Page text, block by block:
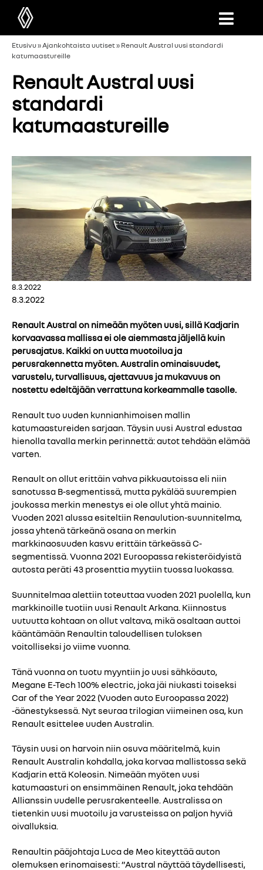
Etusivu»Ajankohtaista uutiset» Renault Austral uusi standardi
katumaastureille
Renault Austral uusi
standardi
katumaastureille
8.3.2022
8.3.2022
Renault Austral on nimeään myöten uusi, sillä Kadjarin
korvaavassa mallissa ei ole aiemmasta jäljellä kuin
perusajatus. Kaikki on uutta muotoilua ja
perusrakennetta myöten. Australin ominaisuudet,
varustelu, turvallisuus, ajettavuus ja mukavuus on
nostettu edeltäjään verrattuna korkeammalle tasolle.
Renault tuo uuden kunnianhimoisen mallin
katumaastureiden sarjaan. Täysin uusi Austral edustaa
hienolla tavalla merkin perinnettä: autot tehdään elämää
varten.
Renault on ollut erittäin vahva pikkuautoissa eli niin
sanotussa B-segmentissä, mutta pykälää suurempien
joukossa merkin menestys ei ole ollut yhtä mainio.
Vuoden 2021 alussa esiteltiin Renaulution-suunnitelma,
jossa yhtenä tärkeänä osana on merkin
markkinaosuuden kasvu erittäin tärkeässä C-
segmentissä. Vuonna 2021 Euroopassa rekisteröidyistä
autosta peräti 43 prosenttia myytiin tuossa luokassa.
Suunnitelmaa alettiin toteuttaa vuoden 2021 puolella, kun
markkinoille tuotiin uusi Renault Arkana. Kiinnostus
uutuutta kohtaan on ollut valtava, mikä osaltaan auttoi
kääntämään Renaultin taloudellisen tuloksen
voitolliseksi jo viime vuonna.
Tänä vuonna on tuotu myyntiin jo uusi sähköauto,
Megane E-Tech 100% electric, joka jäi niukasti toiseksi
Car of the Year 2022 (Vuoden auto Euroopassa 2022)
-äänestyksessä. Nyt seuraa trilogian viimeinen osa, kun
Renault esittelee uuden Australin.
Täysin uusi on harvoin niin osuva määritelmä, kuin
Renault Australin kohdalla, joka korvaa mallistossa sekä
Kadjarin että Koleosin. Nimeään myöten uusi
katumaasturi on ensimmäinen Renault, joka tehdään
Allianssin uudelle perusrakenteelle. Australissa on
tietenkin uusi muotoilu ja varusteissa on paljon hyviä
oivalluksia.
Renaultin pääjohtaja Luca de Meo kiteyttää auton
olemuksen erinomaisesti: ”Austral näyttää täydellisesti,